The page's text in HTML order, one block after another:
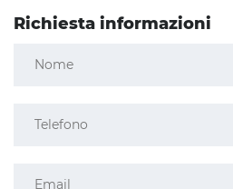
Richiesta informazioni